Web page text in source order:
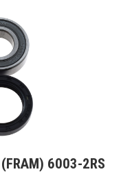
DELAR
för vald moped
(FRAM) 6003-2RS